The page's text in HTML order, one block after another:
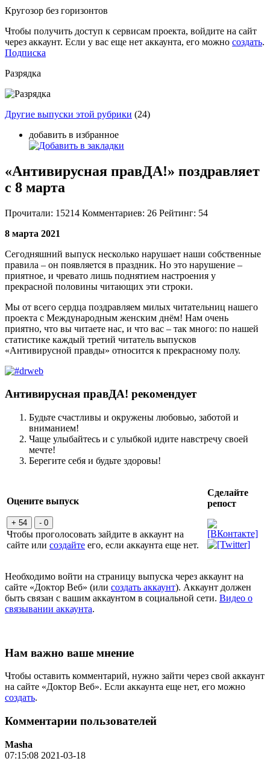
Кругозор без горизонтов
Чтобы получить доступ к сервисам проекта, войдите на сайт
через аккаунт. Если у вас еще нет аккаунта, его можно создать.
Подписка
Разрядка
Другие выпуски этой рубрики (24)
добавить в избранное
«Антивирусная правДА!» поздравляет
с 8 марта
Прочитали: 15214 Комментариев: 26 Рейтинг: 54
8 марта 2021
Сегодняшний выпуск несколько нарушает наши собственные
правила – он появляется в праздник. Но это нарушение –
приятное, и чревато лишь поднятием настроения у
прекрасной половины читающих эти строки.
Мы от всего сердца поздравляем милых читательниц нашего
проекта с Международным женским днём! Нам очень
приятно, что вы читаете нас, и что вас – так много: по нашей
статистике каждый третий читатель выпусков
«Антивирусной правды» относится к прекрасному полу.
Антивирусная правДА! рекомендует
Будьте счастливы и окружены любовью, заботой и
вниманием!
Чаще улыбайтесь и с улыбкой идите навстречу своей
мечте!
Берегите себя и будьте здоровы!
Оцените выпуск
+ 54 - 0
Чтобы проголосовать зайдите в аккаунт на
сайте или создайте его, если аккаунта еще нет.
Сделайте
репост
Необходимо войти на страницу выпуска через аккаунт на
сайте «Доктор Веб» (или создать аккаунт). Аккаунт должен
быть связан с вашим аккаунтом в социальной сети. Видео о
связывании аккаунта.
Нам важно ваше мнение
Чтобы оставить комментарий, нужно зайти через свой аккаунт
на сайте «Доктор Веб». Если аккаунта еще нет, его можно
создать.
Комментарии пользователей
Masha
07:15:08 2021-03-18